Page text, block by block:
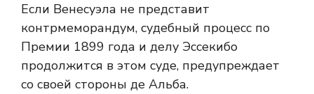
Если Венесуэла не представит
контрмеморандум, судебный процесс по
Премии 1899 года и делу Эссекибо
продолжится в этом суде, предупреждает
со своей стороны де Альба.